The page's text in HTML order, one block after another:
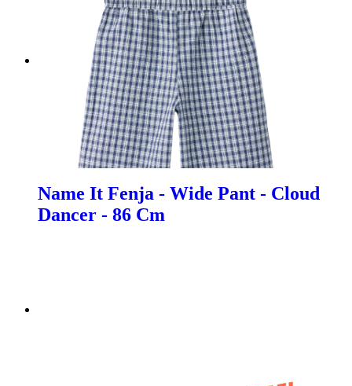
Name It Fenja - Wide Pant - Cloud
Dancer - 86 Cm